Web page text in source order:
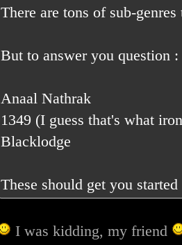
There are tons of sub-
But to answer you question :
Anaal Nathrak
1349 (I guess that's what
Blacklodge
These should get you started
I was kidding, my friend